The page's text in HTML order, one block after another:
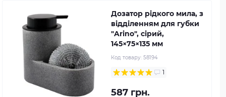
Дозатор рідкого мила, з
відділенням для губки
"Arino", сірий,
145×75×135 мм
Код товару: 58194
1
587 грн.